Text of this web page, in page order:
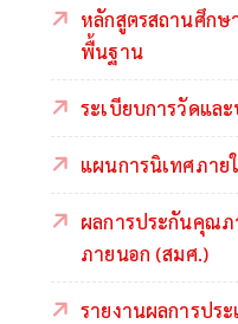
หลักสูตรสถานศึก
พื้นฐาน
ระเบียบการวัดแล
แผนการนิเทศภาย
ผลการประกันคุณ
ภายนอก (สมศ.)
รายงานผลการปร